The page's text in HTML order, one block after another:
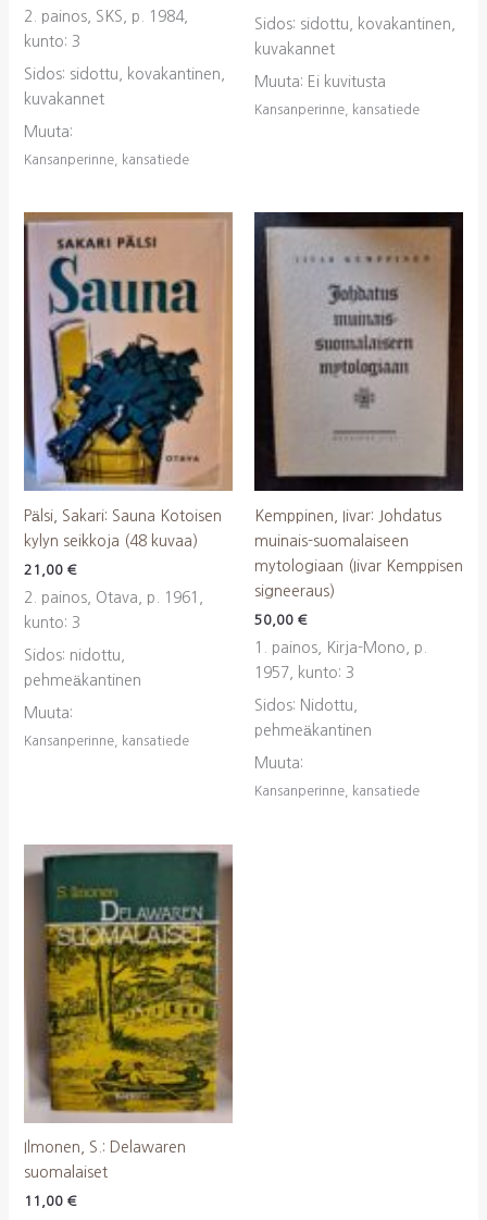
2. painos, SKS, p. 1984,
kunto: 3
Sidos: sidottu, kovakantinen,
kuvakannet
Muuta:
Kansanperinne, kansatiede
Sidos: sidottu, kovakantinen,
kuvakannet
Muuta: Ei kuvitusta
Kansanperinne, kansatiede
Pälsi, Sakari: Sauna Kotoisen
kylyn seikkoja (48 kuvaa)
21,00 €
2. painos, Otava, p. 1961,
kunto: 3
Sidos: nidottu,
pehmeäkantinen
Muuta:
Kansanperinne, kansatiede
Kemppinen, Iivar: Johdatus
muinais-suomalaiseen
mytologiaan (Iivar Kemppisen
signeeraus)
50,00 €
1. painos, Kirja-Mono, p.
1957, kunto: 3
Sidos: Nidottu,
pehmeäkantinen
Muuta:
Kansanperinne, kansatiede
Ilmonen, S.: Delawaren
suomalaiset
11,00 €